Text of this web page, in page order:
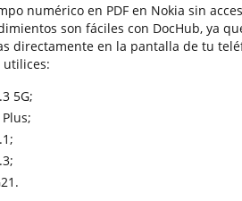
numérico en PDF en Nokia sin
son fáciles con DocHub, ya
directamente en la pantalla de tu
utilices:
5G;